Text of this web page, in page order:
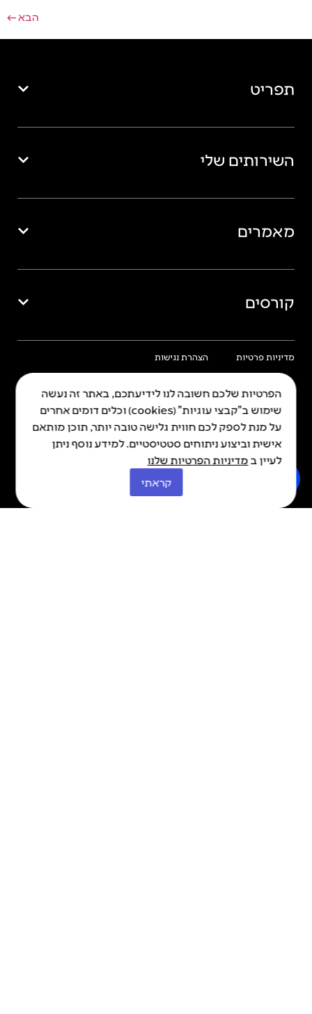
הבא←
תפריט
השירותים שלי
מאמרים
קורסים
מדיניות פרטיות הצהרת נגישות
Made By Kadabra
כל הזכויות שמורות © איה 2026
הפרטיות שלכם חשובה לנו לידיעתכם, באתר זה נעשה
שימוש ב"קבצי עוגיות" (cookies) וכלים דומים אחרים
על מנת לספק לכם חווית גלישה טובה יותר, תוכן מותאם
אישית וביצוע ניתוחים סטטיסטיים. למידע נוסף ניתן
לעיין במדיניות הפרטיות שלנו
קראתי